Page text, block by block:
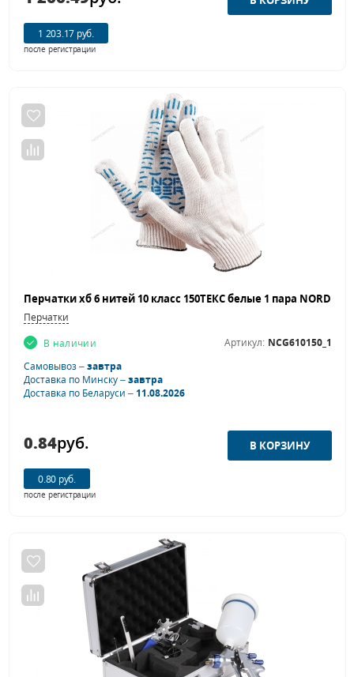
1 203.17 руб.
после регистрации
Перчатки
В наличии
Артикул: NCG610150_1
Самовывоз –завтра
Доставка по Минску –завтра
Доставка по Беларуси –11.08.2026
0.84руб.
0.80 руб.
после регистрации